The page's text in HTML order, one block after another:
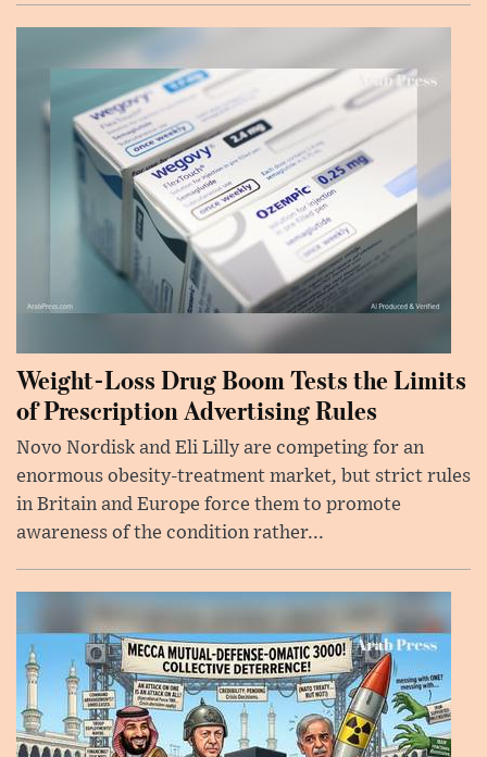
Weight-Loss Drug Boom Tests the Limits
of Prescription Advertising Rules
Novo Nordisk and Eli Lilly are competing for an
enormous obesity-treatment market, but strict rules
in Britain and Europe force them to promote
awareness of the condition rather...